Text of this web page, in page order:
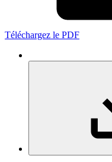
Téléchargez le PDF